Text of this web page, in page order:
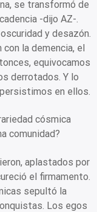
se transformó de
-dijo AZ-.
y desazón.
la demencia, el
equivocamos
derrotados. Y lo
en ellos.
cósmica
comunidad?
aplastados por
el firmamento.
sepultó la
Los egos